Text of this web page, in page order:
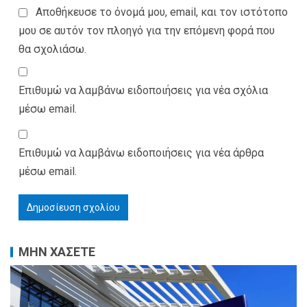
Αποθήκευσε το όνομά μου, email, και τον ιστότοπο
μου σε αυτόν τον πλοηγό για την επόμενη φορά που
θα σχολιάσω.
Επιθυμώ να λαμβάνω ειδοποιήσεις για νέα σχόλια
μέσω email.
Επιθυμώ να λαμβάνω ειδοποιήσεις για νέα άρθρα
μέσω email.
ΜΗΝ ΧΑΣΕΤΕ